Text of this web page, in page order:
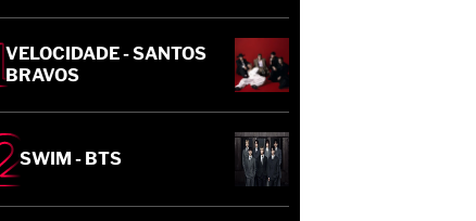
VELOCIDADE - SANTOS
BRAVOS
SWIM - BTS